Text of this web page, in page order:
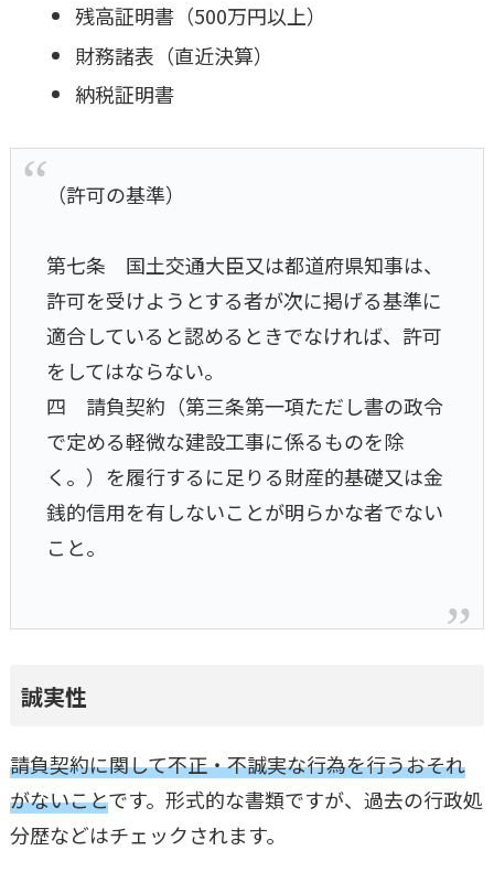
残高証明書（500万円以上）
財務諸表（直近決算）
納税証明書
（許可の基準）
第七条 国土交通大臣又は都道府県知事は、
許可を受けようとする者が次に掲げる基準に
適合していると認めるときでなければ、許可
をしてはならない。
四 請負契約（第三条第一項ただし書の政令
で定める軽微な建設工事に係るものを除
く。）を履行するに足りる財産的基礎又は金
銭的信用を有しないことが明らかな者でない
こと。
誠実性
請負契約に関して不正・不誠実な行為を行うおそれ
がないことです。形式的な書類ですが、過去の行政処
分歴などはチェックされます。